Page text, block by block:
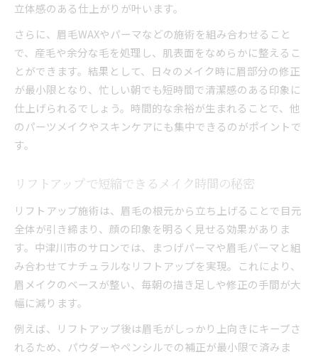
立体感のある仕上がりが叶います。
さらに、眉毛WAXやパーマなどの施術を組み合わせること
で、産毛や余分な毛を処理し、肌表面をなめらかに整えるこ
とができます。結果として、日々のメイク時に眉部分の修正
が最小限となり、忙しい朝でも短時間で清潔感のある印象に
仕上げられるでしょう。時間的な余裕が生まれることで、他
のパーツメイクやスキンケアにも集中できるのがポイントで
す。
リフトアップで短縮できるメイク時間の秘密
リフトアップ施術は、眉毛の根元から立ち上げることで目元
全体が引き締まり、顔の印象を明るく見せる効果がありま
す。中津川市のサロンでは、まつげパーマや眉毛パーマと組
み合わせてナチュラルなリフトアップを実現。これにより、
眉メイクのベースが整い、毎朝の描き足しや修正の手間が大
幅に減ります。
例えば、リフトアップ後は眉毛がしっかり上向きにキープさ
れるため、パウダーやペンシルでの補正が最小限で済みま